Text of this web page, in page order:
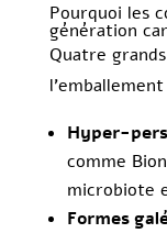
Pourquoi les
génération
Quatre
Hyper-
comme
microbiote
Formes